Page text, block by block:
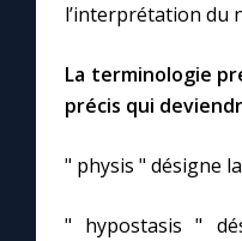
l’interprétation du
La terminologie
précis qui
" physis " désigne
" hypostasis "